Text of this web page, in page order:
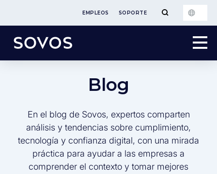
EMPLEOS SOPORTE
Blog
En el blog de Sovos, expertos comparten
análisis y tendencias sobre cumplimiento,
tecnología y confianza digital, con una mirada
práctica para ayudar a las empresas a
comprender el contexto y tomar mejores